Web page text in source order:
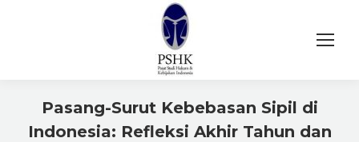
Pasang-Surut Kebebasan Sipil di
Indonesia: Refleksi Akhir Tahun dan